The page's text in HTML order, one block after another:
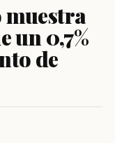
un 0,7%
de